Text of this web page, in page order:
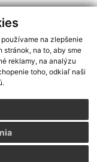
na zlepšenie
na to, aby sme
reklamy, na analýzu
toho, odkiaľ naši